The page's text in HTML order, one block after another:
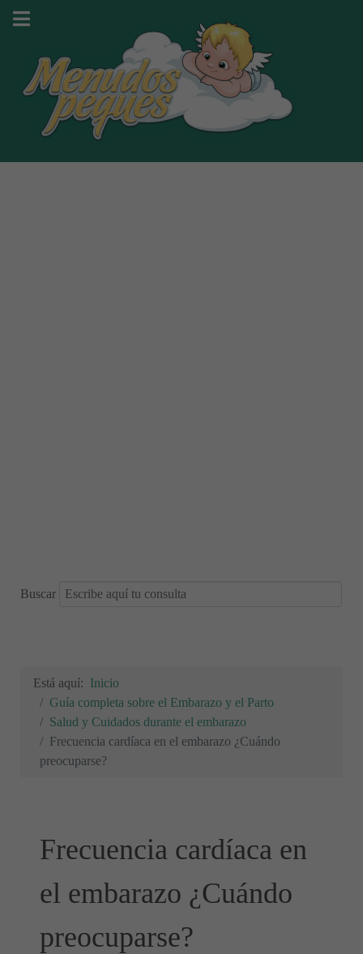
Buscar
Está aquí: Inicio
Guía completa sobre el Embarazo y el Parto
Salud y Cuidados durante el embarazo
Frecuencia cardíaca en el embarazo ¿Cuándo
preocuparse?
Frecuencia cardíaca en
el embarazo ¿Cuándo
preocuparse?